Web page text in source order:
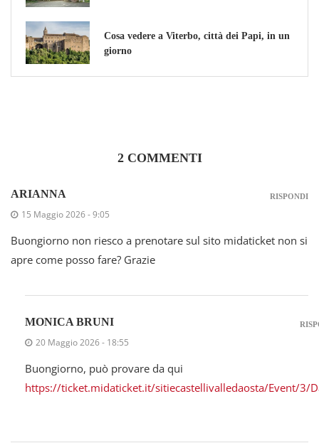
Cosa vedere a Viterbo, città dei Papi, in un
giorno
2 COMMENTI
ARIANNA
15 Maggio 2026 - 9:05
Buongiorno non riesco a prenotare sul sito midaticket non si
apre come posso fare? Grazie
RISPONDI
MONICA BRUNI
20 Maggio 2026 - 18:55
Buongiorno, può provare da qui
https://ticket.midaticket.it/sitiecastellivalledaosta/Event/3/